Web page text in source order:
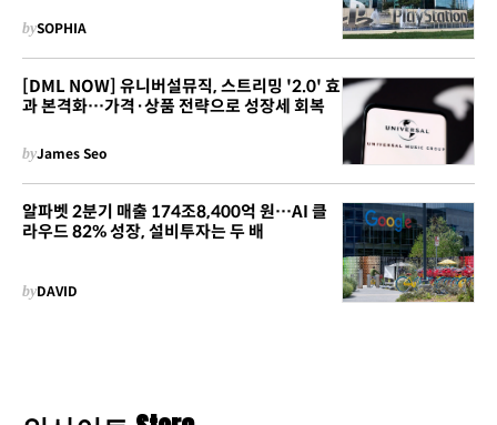
bySOPHIA
[DML NOW] 유니버설뮤직, 스트리밍 '2.0' 효
과 본격화…가격·상품 전략으로 성장세 회복
byJames Seo
알파벳 2분기 매출 174조8,400억 원…AI 클
라우드 82% 성장, 설비투자는 두 배
byDAVID